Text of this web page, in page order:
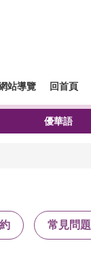
站導覽 回首頁
優華語
常見問題